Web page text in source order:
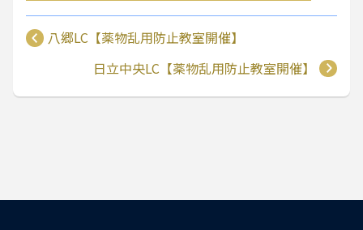
八郷LC【薬物乱用防止教室開催】
日立中央LC【薬物乱用防止教室開催】